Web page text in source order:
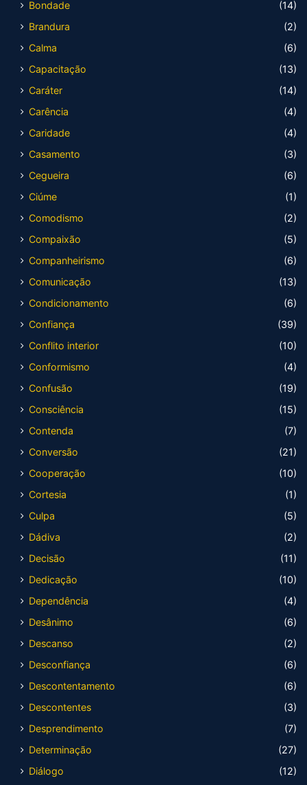
Bondade
(14)
Brandura
(2)
Calma
(6)
Capacitação
(13)
Caráter
(14)
Carência
(4)
Caridade
(4)
Casamento
(3)
Cegueira
(6)
Ciúme
(1)
Comodismo
(2)
Compaixão
(5)
Companheirismo
(6)
Comunicação
(13)
Condicionamento
(6)
Confiança
(39)
Conflito interior
(10)
Conformismo
(4)
Confusão
(19)
Consciência
(15)
Contenda
(7)
Conversão
(21)
Cooperação
(10)
Cortesia
(1)
Culpa
(5)
Dádiva
(2)
Decisão
(11)
Dedicação
(10)
Dependência
(4)
Desânimo
(6)
Descanso
(2)
Desconfiança
(6)
Descontentamento
(6)
Descontentes
(3)
Desprendimento
(7)
Determinação
(27)
Diálogo
(12)